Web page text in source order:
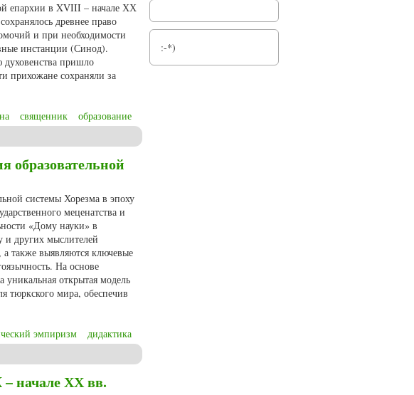
епархии в XVIII – начале ХХ
древнее право
и при необходимости
инстанции (Синод).
духовенства пришло
прихожане сохраняли за
священник образование
образовательной
системы Хорезма в эпоху
меценатства и
«Дому науки» в
других мыслителей
а также выявляются ключевые
На основе
уникальная открытая модель
тюркского мира, обеспечив
эмпиризм дидактика
начале ХХ вв.
:-*)